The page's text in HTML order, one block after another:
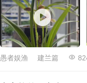
愚者娱渔 建兰篇